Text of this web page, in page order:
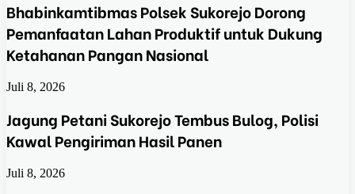
Bhabinkamtibmas Polsek Sukorejo Dorong
Pemanfaatan Lahan Produktif untuk Dukung
Ketahanan Pangan Nasional
Juli 8, 2026
Jagung Petani Sukorejo Tembus Bulog, Polisi
Kawal Pengiriman Hasil Panen
Juli 8, 2026